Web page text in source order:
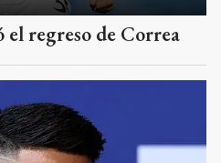
regreso de Correa